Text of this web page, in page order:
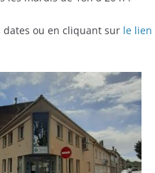
ou en cliquant sur le lien